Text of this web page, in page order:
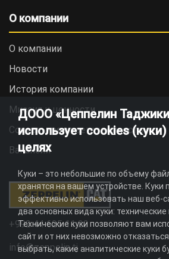
О компании
О компании
Новости
История компании
Миссия и ценности
Социальная ответственность
Вакансии
+992 44 625 11 22
info@zeppelin.tj
ДООО «Цеппелин
использует cookies
целях
Куки – это небольшие по объему
хранятся на вашем устройстве. Куки
эффективно использовать наш веб-
два основных вида куки: технические
Технические куки позволяют вам
сайт и от них невозможно
выбрать, какие аналитические куки